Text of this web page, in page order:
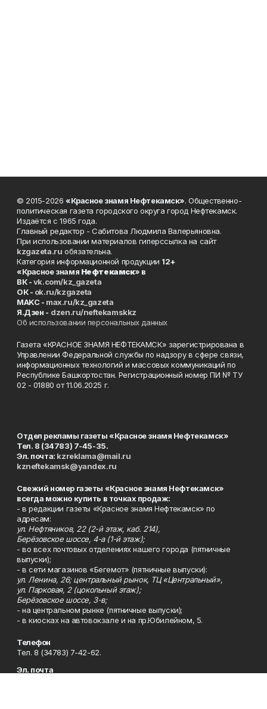
© 2015-2026 «Красное знамя Нефтекамск». Общественно-
политическая газета городского округа город Нефтекамск.
Издаётся с 1965 года.
Главный редактор - Сабитова Людмила Валерьяновна.
При использовании материалов гиперссылка на сайт
kzgazeta.ru обязательна.
Категория информационной продукции 12+
«Красное знамя Нефтекамск» в
ВК -vk.com/kz_gazeta
ОК - ok.ru/kzgazeta
MAKC - max.ru/kz_gazeta
Я.Дзен - dzen.ru/neftekamskkz
Об использовании персональных данных
Газета «КРАСНОЕ ЗНАМЯ НЕФТЕКАМСК» зарегистрирована в
Управлении Федеральной службы по надзору в сфере связи,
информационных технологий и массовых коммуникаций по
Республике Башкортостан. Регистрационный номер ПИ № ТУ
02 - 01880 от 11.06.2025 г.
Отдел рекламы газеты «Красное знамя Нефтекамск»
Тел. 8 (34783) 7-45-35.
Эл. почта: kzreklama@mail.ru
kzneftekamsk@yandex.ru
Свежий номер газеты «Красное знамя Нефтекамск»
всегда можно купить в точках продаж:
- в редакции газеты «Красное знамя Нефтекамск» по
адресам:
ул. Нефтяников, 22 (2-й этаж, каб. 214),
Берёзовское шоссе, 4-а (1-й этаж);
- во всех почтовых отделениях нашего города (пятничные
выпуски);
- в сети магазинов «Бегемот» (пятничные выпуски):
ул. Ленина, 26; центральный рынок, ТЦ «Центральный»,
ул. Парковая, 2 (цокольный этаж);
Берёзовское шоссе, 3-в;
- на центральном рынке (пятничные выпуски);
- в киосках на автовокзале и на пр.Юбилейном, 5.
Телефон
Тел. 8 (34783) 7-42-62.
Эл. почта